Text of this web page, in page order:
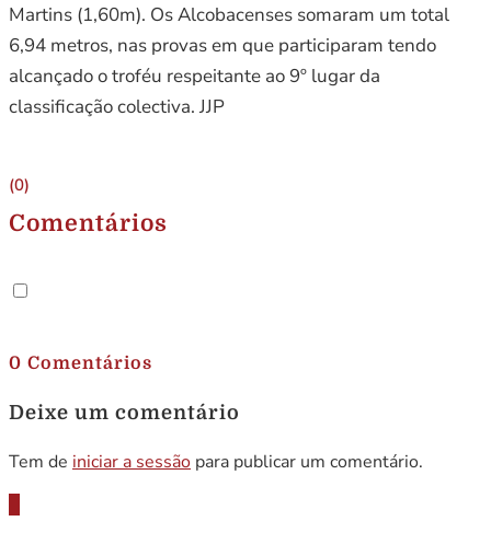
Martins (1,60m). Os Alcobacenses somaram um total
6,94 metros, nas provas em que participaram tendo
alcançado o troféu respeitante ao 9º lugar da
classificação colectiva. JJP
(0)
Comentários
0 Comentários
Deixe um comentário
Tem de iniciar a sessão para publicar um comentário.